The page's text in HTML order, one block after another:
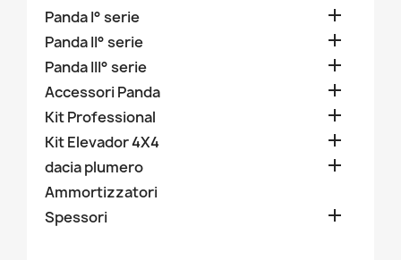
Panda I° serie 
Panda II° serie 
Panda III° serie 
Accessori Panda 
Kit Professional 
Kit Elevador 4X4 
dacia plumero 
Ammortizzatori
Spessori
